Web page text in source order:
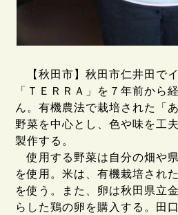
【秋田市】秋田市仁井田で
「ＴＥＲＲＡ」を７年前から
ん。有機農法で栽培された「
野菜を中心とし、色や味を工
製作する。
使用する野菜は自分の畑や
を使用。米は、有機栽培され
を使う。また、卵は秋田県立
らした鶏の卵を購入する。田